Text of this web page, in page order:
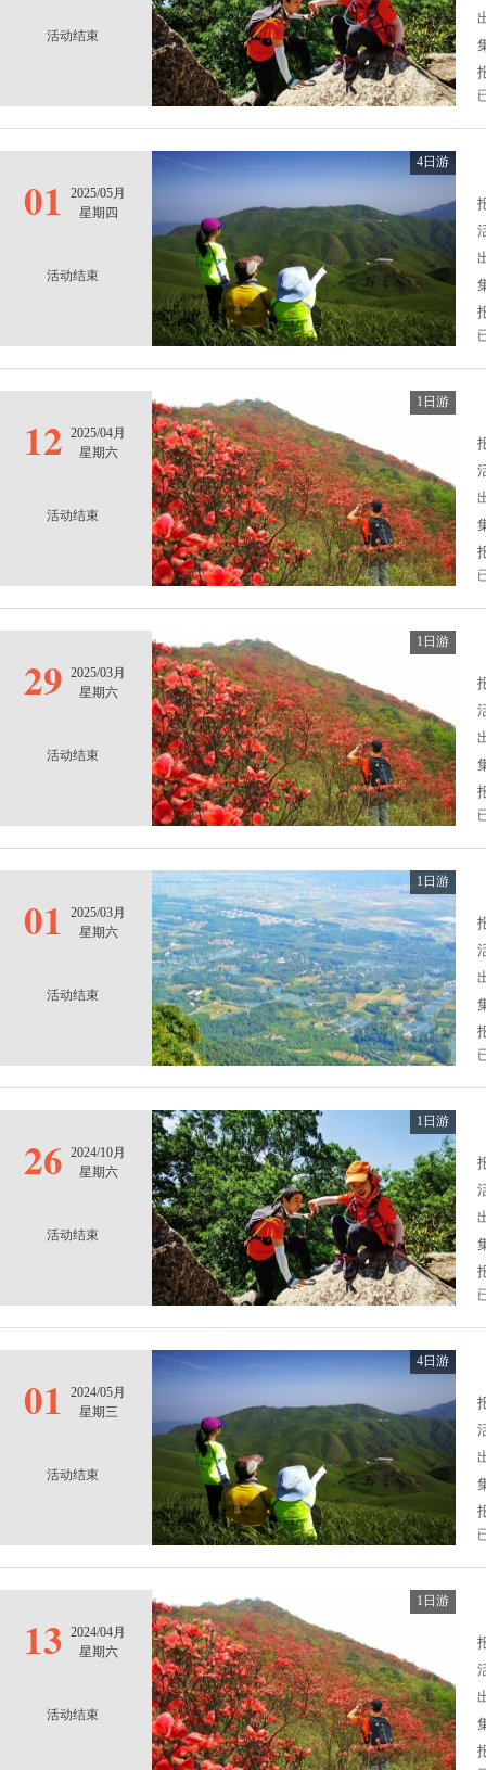
活动结束
01
2025/05月
星期四
活动结束
4日游
12 2025/04月
星期六
活动结束
1日游
29 2025/03月
星期六
活动结束
1日游
01
2025/03月
星期六
活动结束
1日游
26 2024/10月
星期六
活动结束
1日游
01
2024/05月
星期三
活动结束
4日游
13 2024/04月
星期六
活动结束
1日游